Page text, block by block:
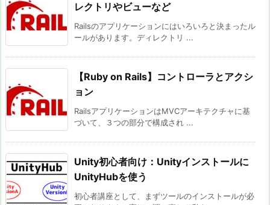
レクトリやビューなど
Railsのアプリケーションにはいろいろと決まったル
ールがあります。ディレクトリ ...
【Ruby on Rails】コントローラとアクシ
ョン
RailsアプリケーションはMVCアーキテクチャに基
づいて、３つの部分で構成され ...
Unity初心者向け：Unityインストールに
UnityHubを使う
初心者講座として、まずツールのインストールが必